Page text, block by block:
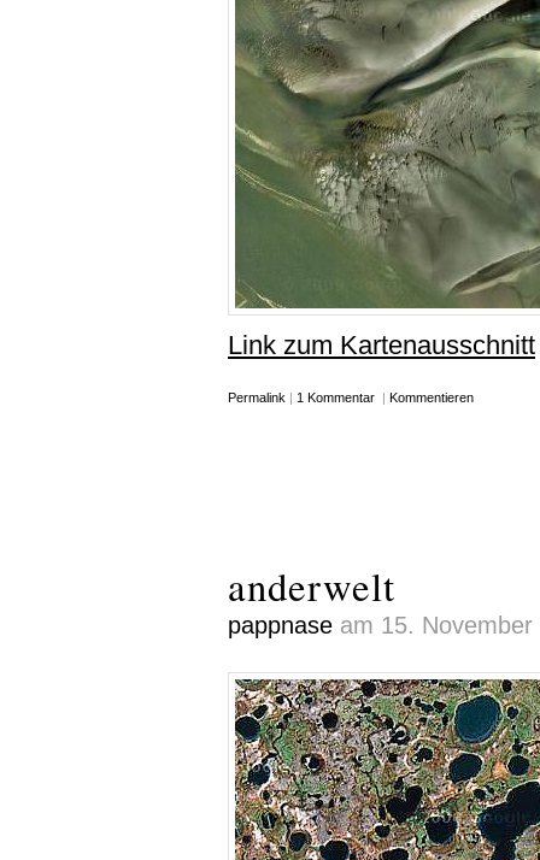
Link zum Kartenausschnitt
Permalink | 1 Kommentar | Kommentieren
anderwelt
pappnase am 15. November